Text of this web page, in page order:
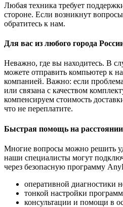
Любая техника требует
стороне. Если возникнут
обратитесь к нам.
Для вас из любого города
Неважно, где вы находитесь. В
можете отправить компьютер к
компанией. Важно: если
или связана с качеством
компенсируем стоимость
что не переплатите.
Быстрая помощь на
Многие вопросы можно решить
наши специалисты могут
через безопасную программу
оперативной диагностики
тонкой настройки
консультации и помощи в